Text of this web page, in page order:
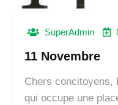
SuperAdmin
11 Novembre
Chers concitoyens,
qui occupe une